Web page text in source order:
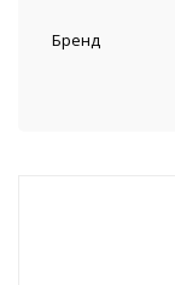
Бренд